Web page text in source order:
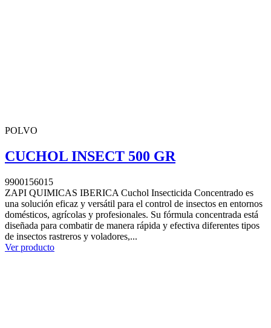
POLVO
CUCHOL INSECT 500 GR
9900156015
ZAPI QUIMICAS IBERICA Cuchol Insecticida Concentrado es
una solución eficaz y versátil para el control de insectos en entornos
domésticos, agrícolas y profesionales. Su fórmula concentrada está
diseñada para combatir de manera rápida y efectiva diferentes tipos
de insectos rastreros y voladores,...
Ver producto